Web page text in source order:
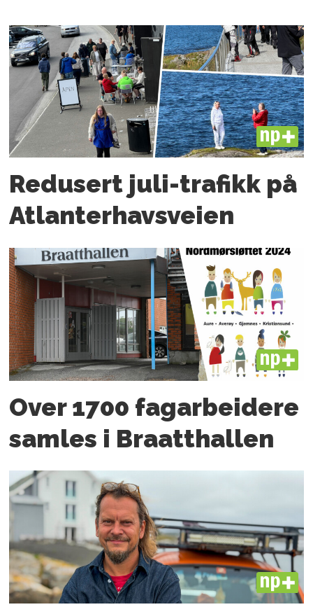
PLUS
Redusert juli-trafikk på
Atlanter­havsveien
PLUS
Over 1700 fagarbeidere
samles i Braatthallen
PLUS